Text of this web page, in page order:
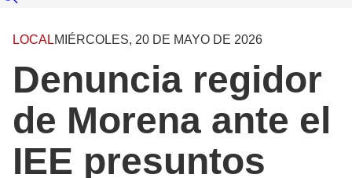
LOCALMIÉRCOLES, 20 DE MAYO DE 2026
Denuncia regidor
de Morena ante el
IEE presuntos